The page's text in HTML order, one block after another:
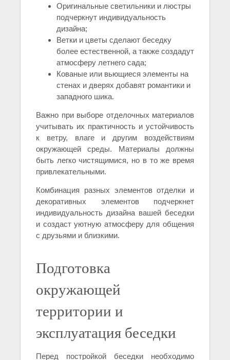
Оригинальные светильники и люстры
подчеркнут индивидуальность
дизайна;
Ветки и цветы сделают беседку
более естественной, а также создадут
атмосферу летнего сада;
Кованые или вьющиеся элементы на
стенах и дверях добавят романтики и
западного шика.
Важно при выборе отделочных материалов
учитывать их практичность и устойчивость
к ветру, влаге и другим воздействиям
окружающей среды. Материалы должны
быть легко чистящимися, но в то же время
привлекательными.
Комбинация разных элементов отделки и
декоративных элементов подчеркнет
индивидуальность дизайна вашей беседки
и создаст уютную атмосферу для общения
с друзьями и близкими.
Подготовка
окружающей
территории и
эксплуатация беседки
Перед постройкой беседки необходимо